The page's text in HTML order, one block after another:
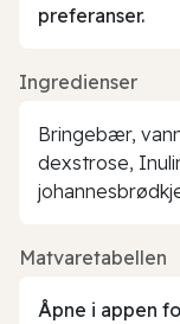
preferanser.
Ingredienser
Bringebær,
dexstrose,
Matvaretabellen
Åpne i appen